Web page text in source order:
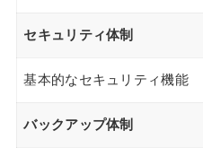
セキュリティ体制
基本的なセキュリティ機能
バックアップ体制